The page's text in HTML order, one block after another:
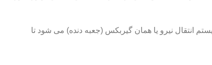
انتقال نیرو یا همان گیربکس (جعبه دنده) می شود تا